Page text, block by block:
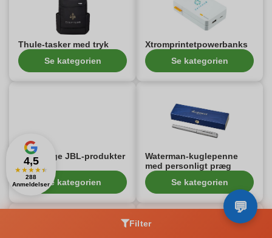
Thule-tasker med tryk
Se kategorien
Xtromprintetpowerbanks
Se kategorien
Personlige JBL-produkter
Se kategorien
Waterman-kuglepenne
med personligt præg
Se kategorien
Filter
4,5
★★★★★
288
Anmeldelser